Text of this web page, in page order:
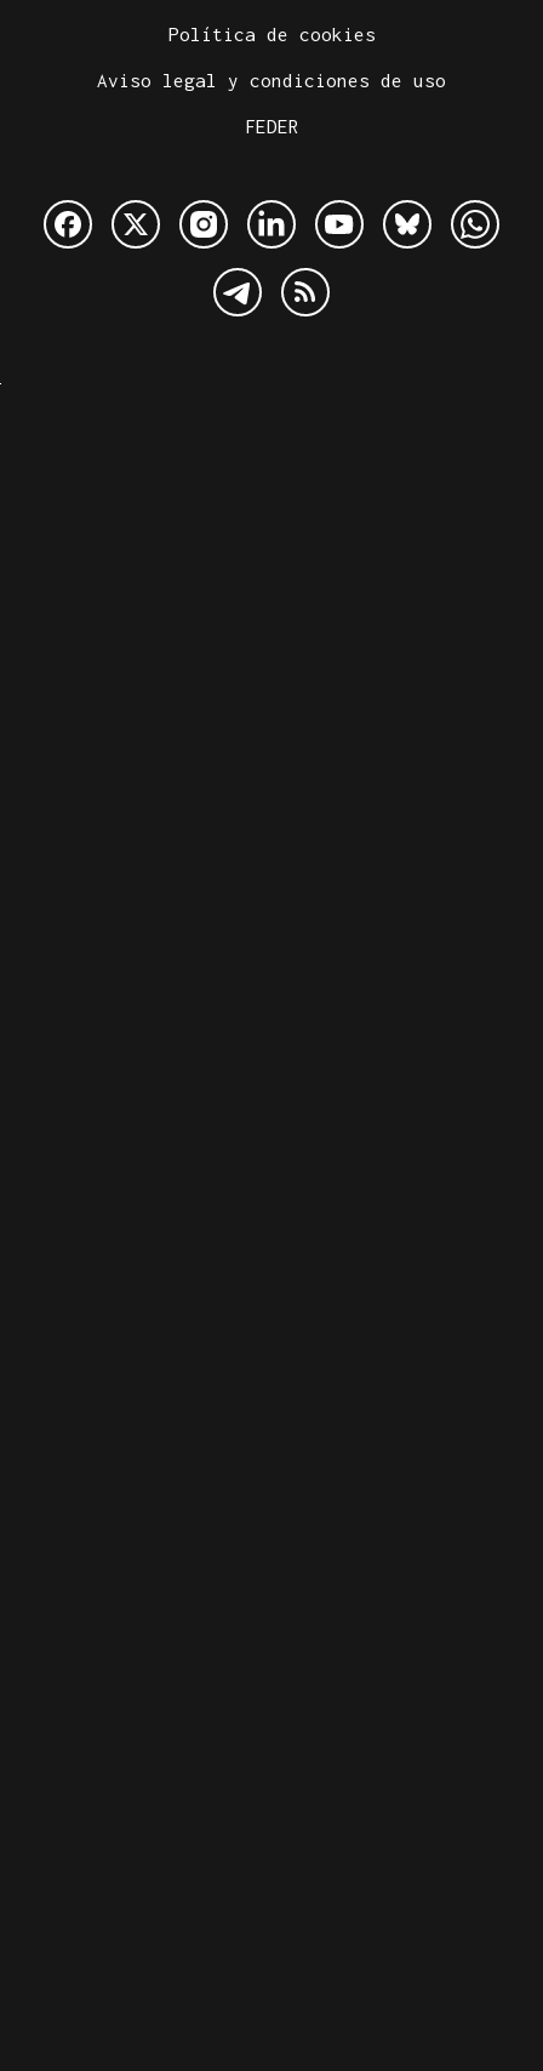
Política de cookies
Aviso legal y condiciones de uso
FEDER